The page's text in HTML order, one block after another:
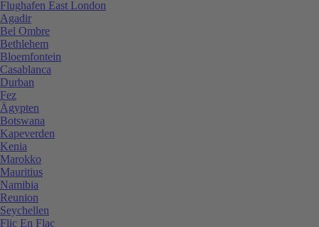
Flughafen East London
Agadir
Bel Ombre
Bethlehem
Bloemfontein
Casablanca
Durban
Fez
Ägypten
Botswana
Kapeverden
Kenia
Marokko
Mauritius
Namibia
Reunion
Seychellen
Flic En Flac